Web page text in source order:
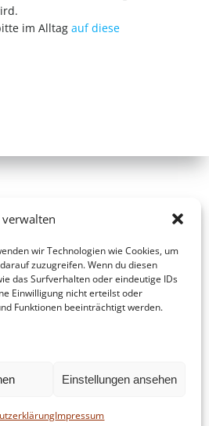
wir Technologien wie Cookies, um
zuzugreifen. Wenn du diesen
das Surfverhalten oder eindeutige IDs
Einwilligung nicht erteilst oder
Funktionen beeinträchtigt werden.
Einstellungen ansehen
Impressum
im Alltag auf diese